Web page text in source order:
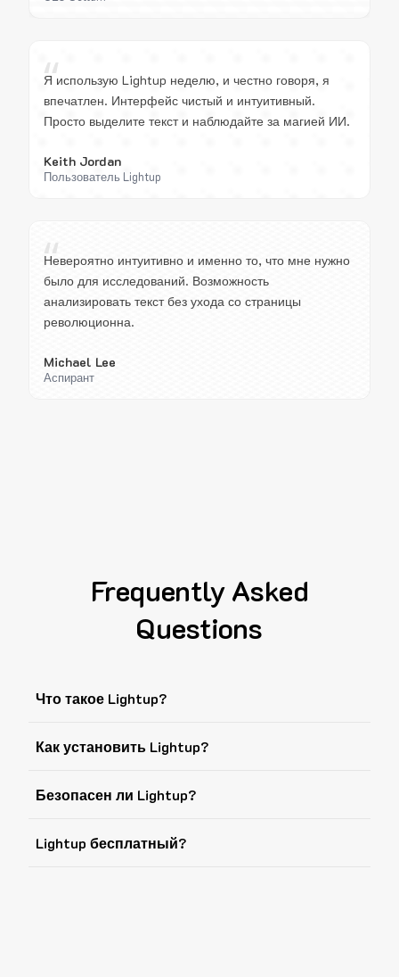
“
Я использую Lightup неделю, и честно говоря, я
впечатлен. Интерфейс чистый и интуитивный.
Просто выделите текст и наблюдайте за магией ИИ.
Keith Jordan
Пользователь Lightup
“
Невероятно интуитивно и именно то, что мне нужно
было для исследований. Возможность
анализировать текст без ухода со страницы
революционна.
Michael Lee
Аспирант
Frequently Asked
Questions
Что такое Lightup?
Как установить Lightup?
Безопасен ли Lightup?
Lightup бесплатный?